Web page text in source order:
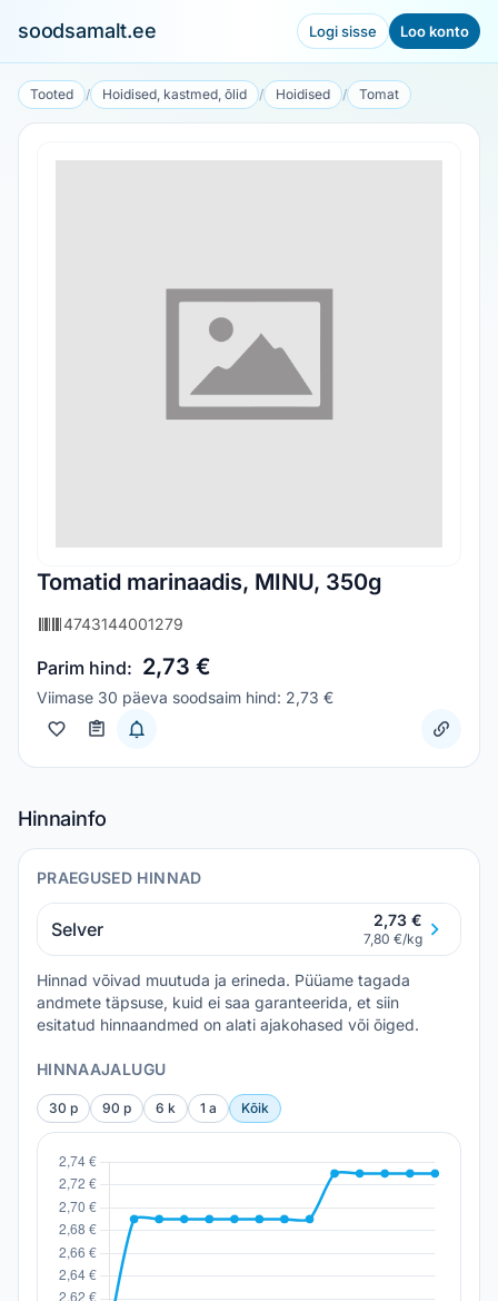
soodsamalt.ee Logi sisse Loo konto
Tooted / Hoidised, kastmed, õlid / Hoidised / Tomat
Tomatid marinaadis, MINU, 350g
4743144001279
Parim hind: 2,73 €
Viimase 30 päeva soodsaim hind: 2,73 €
Hinnainfo
PRAEGUSED HINNAD
Selver 2,73 €
7,80 €/kg
Hinnad võivad muutuda ja erineda. Püüame tagada
andmete täpsuse, kuid ei saa garanteerida, et siin
esitatud hinnaandmed on alati ajakohased või õiged.
HINNAAJALUGU
30 p 90 p 6 k 1 a Kõik